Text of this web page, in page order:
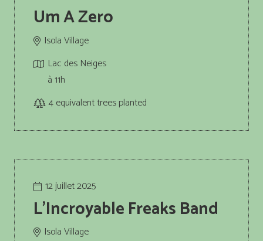
Um A Zero
Isola Village
Lac des Neiges
à 11h
4equivalent trees planted
12 juillet 2025
L’Incroyable Freaks Band
Isola Village